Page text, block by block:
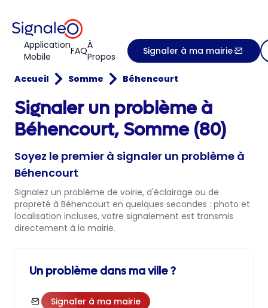
Application
Mobile
FAQÀ
Propos
Signaler à ma mairie
Accueil Somme Béhencourt
Signaler un problème à
Béhencourt, Somme (80)
Soyez le premier à signaler un problème à
Béhencourt
Signalez un problème de voirie, d'éclairage ou de
propreté à Béhencourt en quelques secondes : photo et
localisation incluses, votre signalement est transmis
directement à la mairie.
Un problème dans ma ville ?
Signaler à ma mairie